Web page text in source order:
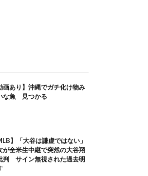
画あり】沖縄でガチ化け物み
な魚 見つかる
】「大谷は謙虚ではない」
が全米生中継で突然の大谷翔
判 サイン無視された過去明